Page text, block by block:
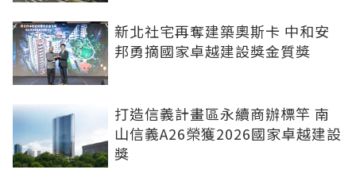
新北社宅再奪建築奧斯卡 中和安
邦勇摘國家卓越建設獎金質獎
打造信義計畫區永續商辦標竿 南
山信義A26榮獲2026國家卓越建設
獎